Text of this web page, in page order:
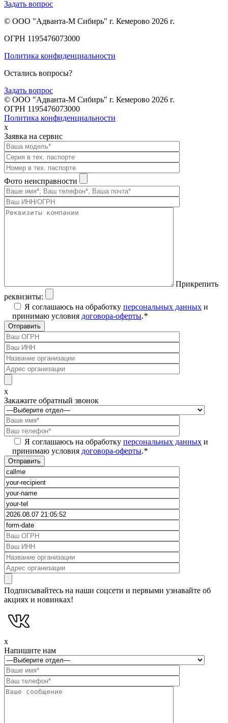
Задать вопрос
© ООО "Адванта-М Сибирь" г. Кемерово 2026 г.
ОГРН 1195476073000
Политика конфиденциальности
Остались вопросы?
Задать вопрос
© ООО "Адванта-М Сибирь" г. Кемерово 2026 г.
ОГРН 1195476073000
Политика конфиденциальности
x
Заявка на сервис
Фото неисправности
Прикрепить
реквизиты:
Я соглашаюсь на обработку персональных данных и
принимаю условия договора-оферты.*
x
Закажите обратный звонок
Я соглашаюсь на обработку персональных данных и
принимаю условия договора-оферты.*
Подписывайтесь на наши соцсети и первыми узнавайте об
акциях и новинках!
x
Напишите нам